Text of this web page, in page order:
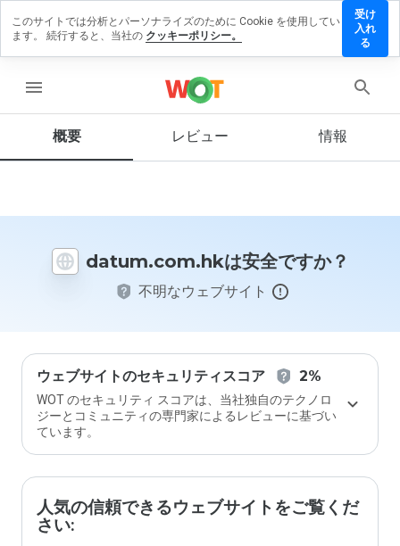
menu
概要 レビュー 情報
datum.com.hkは安全ですか？
不明なウェブサイト
ウェブサイトのセキュリティスコア 2%
WOT のセキュリティ スコアは、当社独自のテクノロ
ジーとコミュニティの専門家によるレビューに基づい
ています。
人気の信頼できるウェブサイトをご覧くだ
さい:
ビュー
す
この
イト
価し
ます
か？
このサイトでは分析とパーソナライズのために Cookie を使用してい
ます。 続行すると、当社の クッキーポリシー。
受け
入れ
る